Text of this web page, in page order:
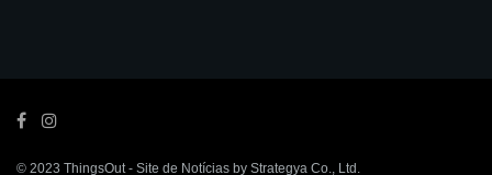
© 2023 ThingsOut - Site de Notícias by Strategya Co., Ltd